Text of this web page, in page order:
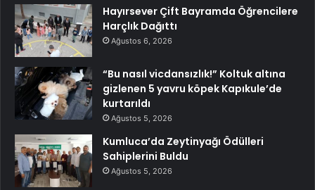
Hayırsever Çift Bayramda Öğrencilere
Harçlık Dağıttı
Ağustos 6, 2026
“Bu nasıl vicdansızlık!” Koltuk altına
gizlenen 5 yavru köpek Kapıkule’de
kurtarıldı
Ağustos 5, 2026
Kumluca’da Zeytinyağı Ödülleri
Sahiplerini Buldu
Ağustos 5, 2026